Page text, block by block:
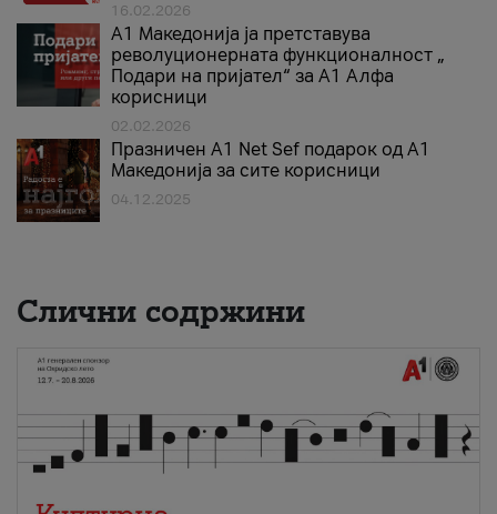
16.02.2026
А1 Македонија ја претставува
револуционерната функционалност „
Подари на пријател“ за А1 Алфа
корисници
02.02.2026
Празничен A1 Net Sеf подарок од А1
Македонија за сите корисници
04.12.2025
Слични содржини